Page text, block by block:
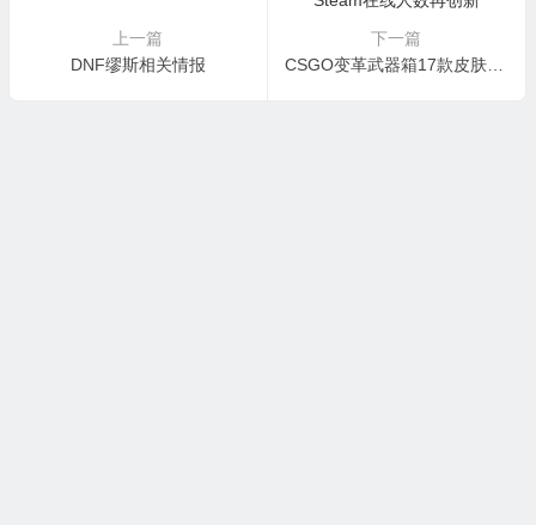
上一篇
DNF缪斯相关情报
下一篇
CSGO变革武器箱17款皮肤上线，Steam在线人数再创新高